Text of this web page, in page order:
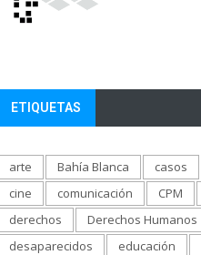
ETIQUETAS
arte Bahía Blanca casos
cine
comunicación CPM
derechos
Derechos Humanos
desaparecidos
educación